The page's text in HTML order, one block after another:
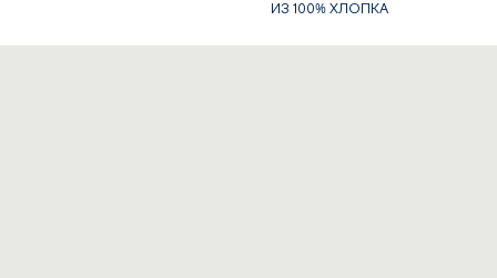
ИЗ 100% ХЛОПКА